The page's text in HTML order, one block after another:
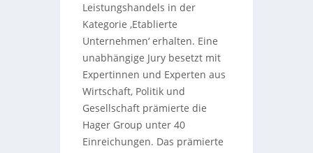
Leistungshandels in der
Kategorie ‚Etablierte
Unternehmen‘ erhalten. Eine
unabhängige Jury besetzt mit
Expertinnen und Experten aus
Wirtschaft, Politik und
Gesellschaft prämierte die
Hager Group unter 40
Einreichungen. Das prämierte